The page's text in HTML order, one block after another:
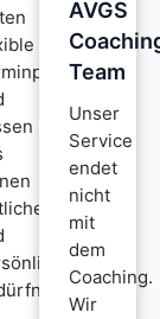
AVGS
Team
Unser
Service
endet
nicht
mit
dem
Coaching.
Wir